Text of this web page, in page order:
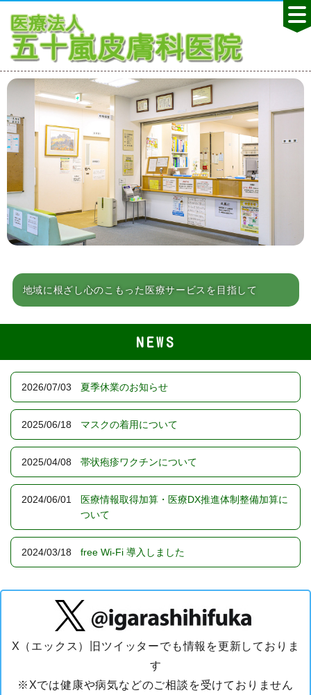
地域に根ざし心のこもった医療サービスを目指して
NEWS
2026/07/03 夏季休業のお知らせ
2025/06/18 マスクの着用について
2025/04/08 帯状疱疹ワクチンについて
2024/06/01
医療情報取得加算・医療DX推進体制整備加算に
ついて
2024/03/18 free Wi-Fi 導入しました
X（エックス）旧ツイッターでも情報を更新しておりま
す
※Xでは健康や病気などのご相談を受けておりません